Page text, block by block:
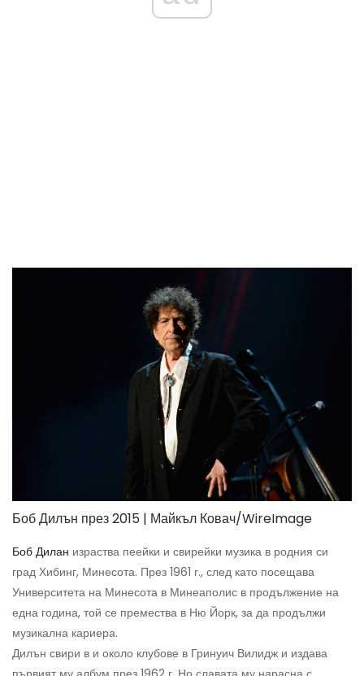
Боб Дилън през 2015 | Майкъл Ковач/WireImage
Боб Дилан израства пеейки и свирейки музика в родния си
град Хибинг, Минесота. През 1961 г., след като посещава
Университета на Минесота в Минеаполис в продължение на
една година, той се премества в Ню Йорк, за да продължи
музикална кариера.
Дилън свири в и около клубове в Гринуич Вилидж и издава